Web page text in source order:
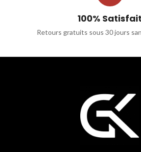
100% Satisfait
Retours gratuits sous 30 jours